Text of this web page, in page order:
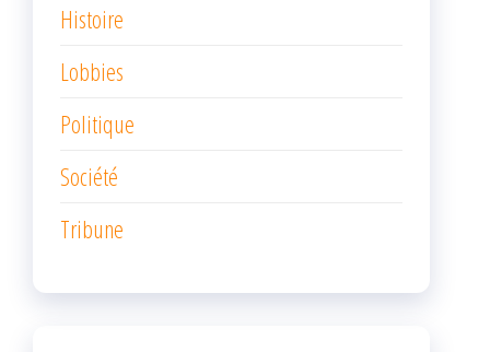
Histoire
Lobbies
Politique
Société
Tribune